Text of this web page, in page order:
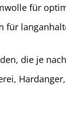
für
für
die je